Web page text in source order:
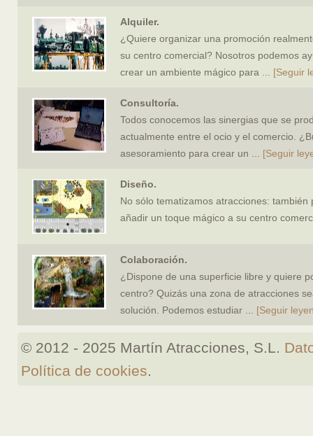
Alquiler.
¿Quiere organizar una promoción
su centro comercial? Nosotros podemos
crear un ambiente mágico para
[Seguir
Consultoría.
Todos conocemos las sinergias que se
actualmente entre el ocio y el comercio.
asesoramiento para crear un
[Seguir
Diseño.
No sólo tematizamos atracciones: también
añadir un toque mágico a su centro
Colaboración.
¿Dispone de una superficie libre y quiere
centro? Quizás una zona de atracciones
solución. Podemos estudiar
[Seguir
© 2012 - 2025 Martín Atracciones, S.L.
Política de cookies.